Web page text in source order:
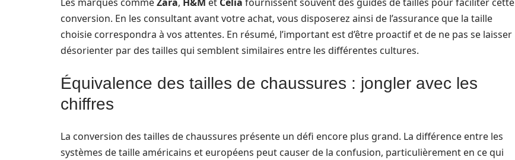
conversion. En les consultant avant votre achat, vous disposerez ainsi de l’assurance que la taille
choisie correspondra à vos attentes. En résumé, l’important est d’être proactif et de ne pas se laisser
désorienter par des tailles qui semblent similaires entre les différentes cultures.
Équivalence des tailles de chaussures : jongler avec les
chiffres
La conversion des tailles de chaussures présente un défi encore plus grand. La différence entre les
systèmes de taille américains et européens peut causer de la confusion, particulièrement en ce qui